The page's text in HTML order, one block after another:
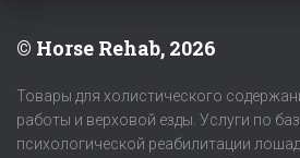
© Horse Rehab, 2026
Товары для холистического
работы и верховой езды. Услуги по
психологической реабилитации